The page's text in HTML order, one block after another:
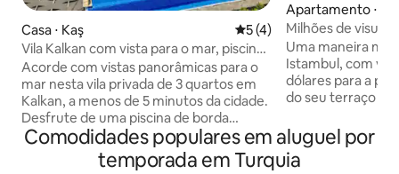
Casa ⋅ Kaş 5 de uma avaliação média
5 (4)
Vila Kalkan com vista para o mar, piscina
de borda infinita privativa
Acorde com vistas panorâmicas para o
mar nesta vila privada de 3 quartos em
Kalkan, a menos de 5 minutos da cidade.
Desfrute de uma piscina de borda
infinita isolada de 10 m, terraços para
banhos de sol, espreguiçadeiras de
qualidade, refeições ao ar livre,
Apartamento ⋅
Milhões de
terraço privado,
Uma maneira
Istambul, com
dólares para a
do seu terraço
cobertura muito
um elegante
do século XIX
Comodidades populares em aluguel por
temporada em Turquia